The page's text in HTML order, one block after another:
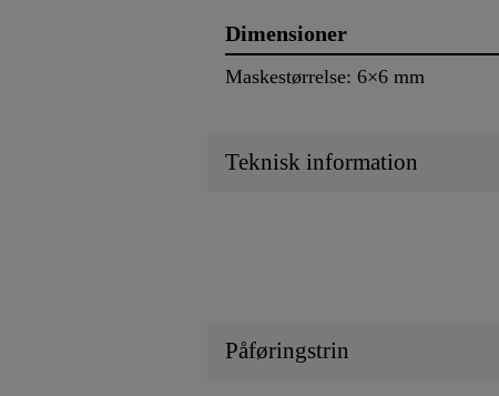
Dimensioner
Maskestørrelse: 6×6 mm
Teknisk information
Påføringstrin